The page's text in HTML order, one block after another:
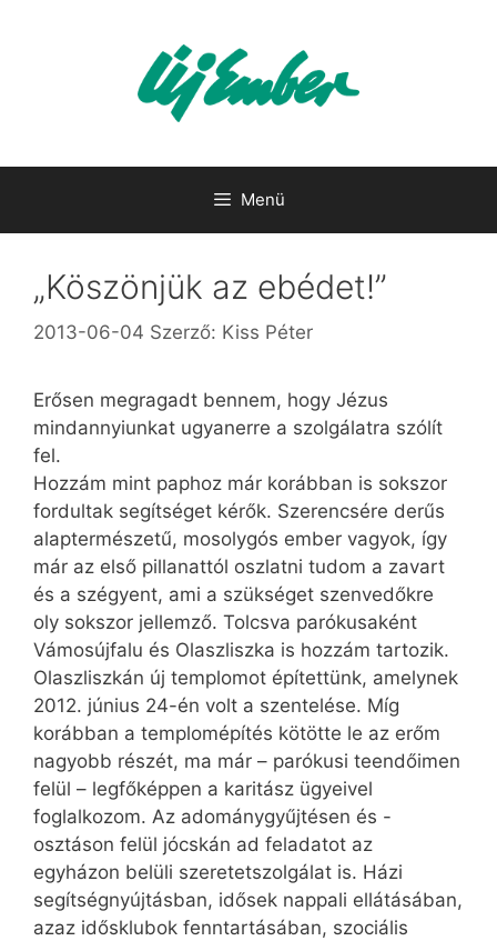
Menü
„Köszönjük az ebédet!”
2013-06-04 Szerző: Kiss Péter
Erősen megragadt bennem, hogy Jézus
mindannyiunkat ugyanerre a szolgálatra szólít
fel.
Hozzám mint paphoz már korábban is sokszor
fordultak segítséget kérők. Szerencsére derűs
alaptermészetű, mosolygós ember vagyok, így
már az első pillanattól oszlatni tudom a zavart
és a szégyent, ami a szükséget szenvedőkre
oly sokszor jellemző. Tolcsva parókusaként
Vámosújfalu és Olaszliszka is hozzám tartozik.
Olaszliszkán új templomot építettünk, amelynek
2012. június 24-én volt a szentelése. Míg
korábban a templomépítés kötötte le az erőm
nagyobb részét, ma már – parókusi teendőimen
felül – legfőképpen a karitász ügyeivel
foglalkozom. Az adománygyűjtésen és -
osztáson felül jócskán ad feladatot az
egyházon belüli szeretetszolgálat is. Házi
segítségnyújtásban, idősek nappali ellátásában,
azaz idősklubok fenntartásában, szociális